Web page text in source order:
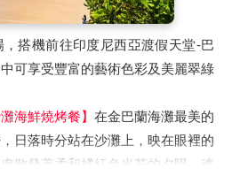
，搭機前往印度尼西亞渡假天堂-巴
可享受豐富的藝術色彩及美麗翠綠
海鮮燒烤餐】 在金巴蘭海灘最美的
日落時分站在沙灘上，映在眼裡的
散發著柔和橘紅色光芒的夕陽，連